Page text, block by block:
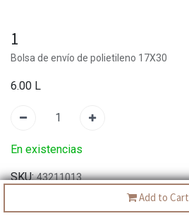
Add to Cart
1
Bolsa de envío de polietileno 17X30
6.00 L
En existencias
SKU: 43211013